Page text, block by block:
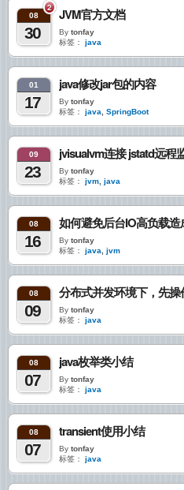
2
08
30
JVM官方文档
By tonfay
标签：
java
01
17
java修改jar包的内容
By tonfay
标签：
java SpringBoot
09
23 By tonfay
标签：
jvm java
08
16
如何避免后台IO高负载
By tonfay
标签：
java jvm
08
09
分布式并发环境下，先
By tonfay
标签：
java
08
07
java枚举类小结
By tonfay
标签：
java
08
07
transient使用小结
By tonfay
标签：
java